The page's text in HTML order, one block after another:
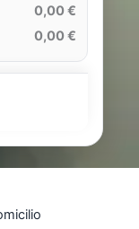
0,00 €
0,00 €